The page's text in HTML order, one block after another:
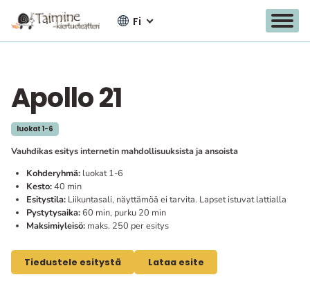
Siirry
sisältöön
Fi
Apollo 21
luokat 1-6
Vauhdikas esitys internetin mahdollisuuksista ja ansoista
Kohderyhmä: luokat 1-6
Kesto:40 min
Esitystila: Liikuntasali, näyttämöä ei tarvita. Lapset istuvat lattialla
Pystytysaika:60 min, purku 20 min
Maksimiyleisö: maks. 250 per esitys
Tiedustele esitystä Lataa esite